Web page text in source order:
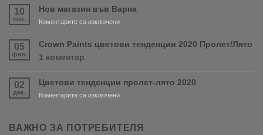
продуктите
RONSEAL
PURDY!
10
сеп.
Нов магазин във Варна
Коментарите са изключениза
05
фев.
Crown Paints цветови тенденции 2020 Пролет/Лято
1 коментар
цветови
тенденции
Лято
02
дек.
Цветови тенденции пролет-лято 2020
Коментарите са изключениза
пролет-
ВАЖНО ЗА ПОТРЕБИТЕЛЯ